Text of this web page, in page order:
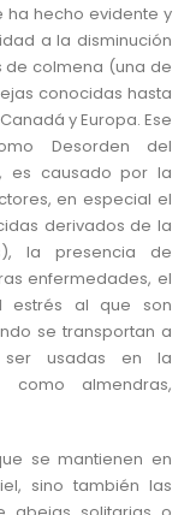
ha hecho evidente y
a la disminución
colmena (una de
conocidas hasta
y Europa. Ese
Desorden del
es causado por la
en especial el
derivados de la
la presencia de
enfermedades, el
estrés al que son
se transportan a
ser usadas en la
como almendras,
se mantienen en
sino también las